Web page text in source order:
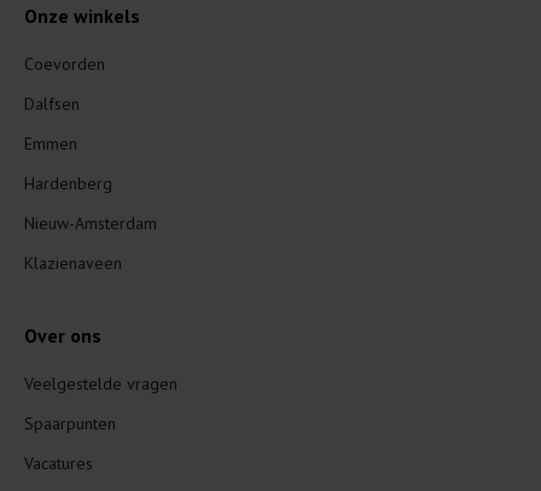
Onze winkels
Coevorden
Dalfsen
Emmen
Hardenberg
Nieuw-Amsterdam
Klazienaveen
Over ons
Veelgestelde vragen
Spaarpunten
Vacatures